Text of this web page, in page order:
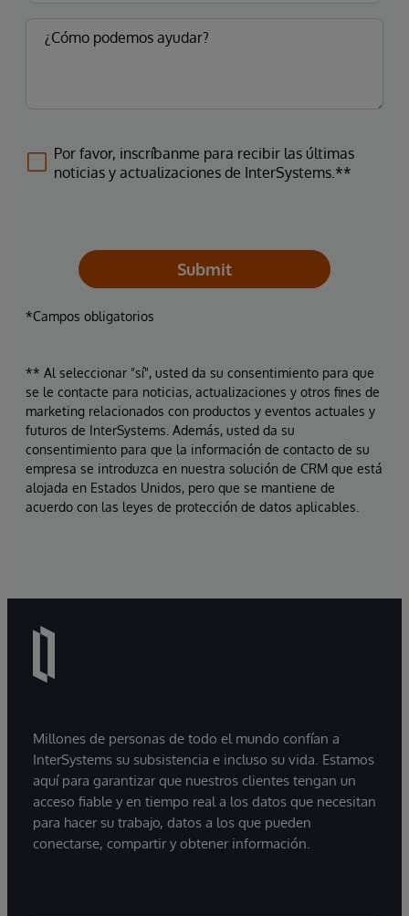
Por favor, inscríbanme para recibir las últimas
noticias y actualizaciones de InterSystems.**
Submit
*Campos obligatorios
** Al seleccionar "sí", usted da su consentimiento para que
se le contacte para noticias, actualizaciones y otros fines de
marketing relacionados con productos y eventos actuales y
futuros de InterSystems. Además, usted da su
consentimiento para que la información de contacto de su
empresa se introduzca en nuestra solución de CRM que está
alojada en Estados Unidos, pero que se mantiene de
acuerdo con las leyes de protección de datos aplicables.
Millones de personas de todo el mundo confían a
InterSystems su subsistencia e incluso su vida. Estamos
aquí para garantizar que nuestros clientes tengan un
acceso fiable y en tiempo real a los datos que necesitan
para hacer su trabajo, datos a los que pueden
conectarse, compartir y obtener información.